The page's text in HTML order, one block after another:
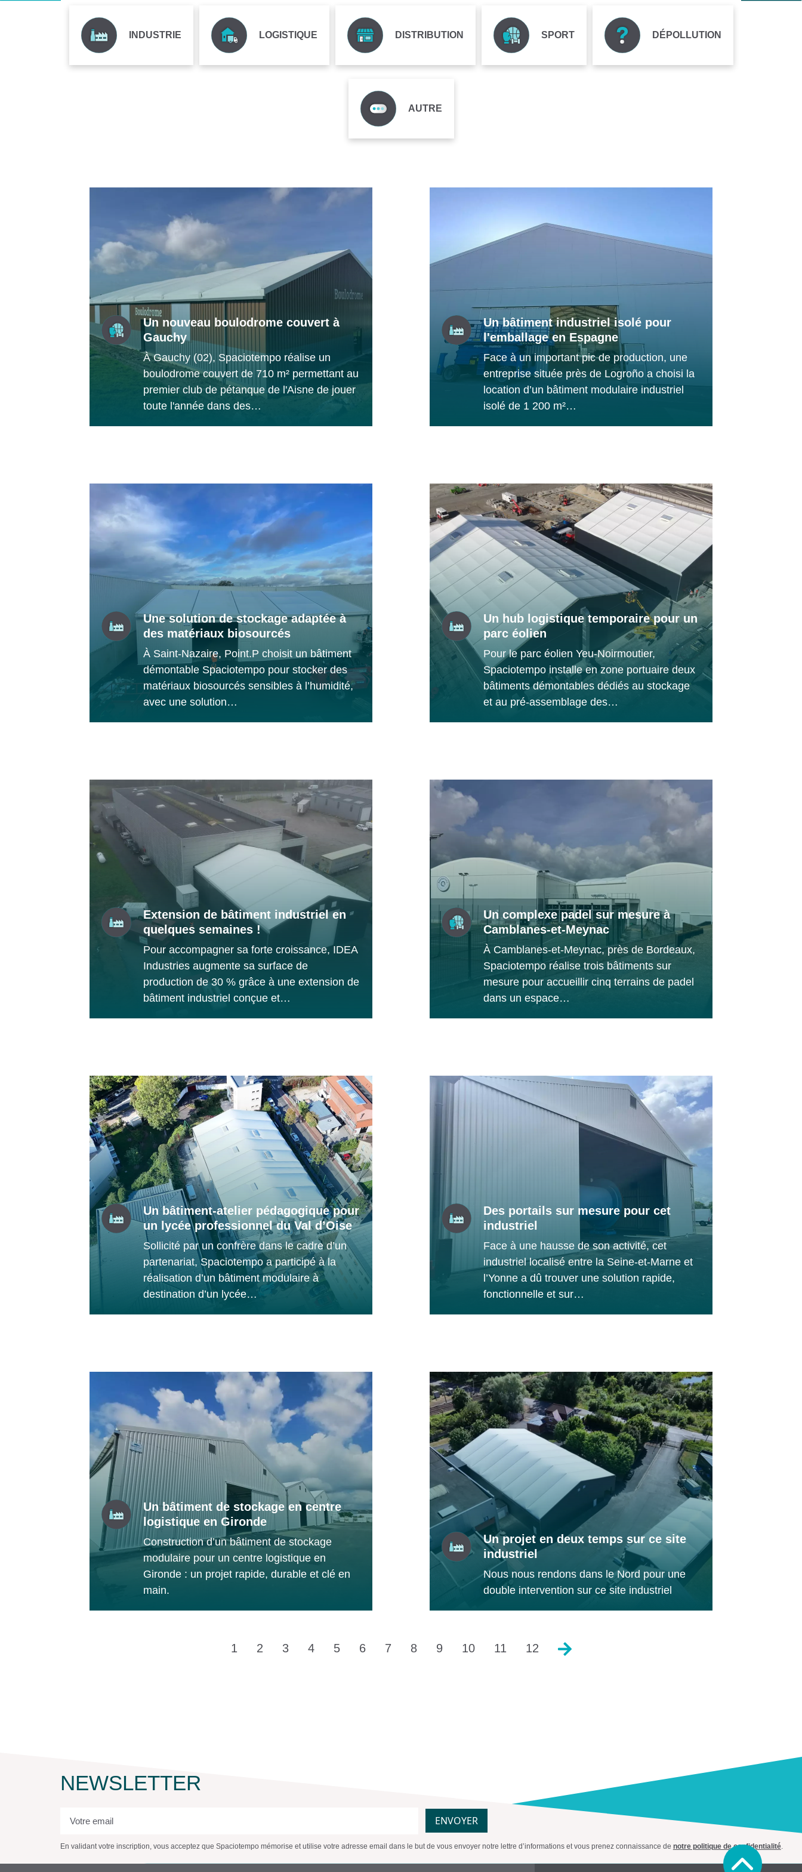
INDUSTRIE LOGISTIQUE DISTRIBUTION SPORT DÉPOLLUTION
AUTRE
Un nouveau boulodrome couvert à
Gauchy
À Gauchy (02), Spaciotempo réalise un
boulodrome couvert de 710 m² permettant au
premier club de pétanque de l'Aisne de jouer
toute l'année dans des…
Un bâtiment industriel isolé pour
l'emballage en Espagne
Face à un important pic de production, une
entreprise située près de Logroño a choisi la
location d’un bâtiment modulaire industriel
isolé de 1 200 m²…
Une solution de stockage adaptée à
des matériaux biosourcés
À Saint-Nazaire, Point.P choisit un bâtiment
démontable Spaciotempo pour stocker des
matériaux biosourcés sensibles à l’humidité,
avec une solution…
Un hub logistique temporaire pour un
parc éolien
Pour le parc éolien Yeu-Noirmoutier,
Spaciotempo installe en zone portuaire deux
bâtiments démontables dédiés au stockage
et au pré-assemblage des…
Extension de bâtiment industriel en
quelques semaines !
Pour accompagner sa forte croissance, IDEA
Industries augmente sa surface de
production de 30 % grâce à une extension de
bâtiment industriel conçue et…
Un complexe padel sur mesure à
Camblanes-et-Meynac
À Camblanes-et-Meynac, près de Bordeaux,
Spaciotempo réalise trois bâtiments sur
mesure pour accueillir cinq terrains de padel
dans un espace…
Un bâtiment-atelier pédagogique pour
un lycée professionnel du Val d’Oise
Sollicité par un confrère dans le cadre d’un
partenariat, Spaciotempo a participé à la
réalisation d’un bâtiment modulaire à
destination d’un lycée…
Des portails sur mesure pour cet
industriel
Face à une hausse de son activité, cet
industriel localisé entre la Seine-et-Marne et
l’Yonne a dû trouver une solution rapide,
fonctionnelle et sur…
Un bâtiment de stockage en centre
logistique en Gironde
Construction d’un bâtiment de stockage
modulaire pour un centre logistique en
Gironde : un projet rapide, durable et clé en
main.
Un projet en deux temps sur ce site
industriel
Nous nous rendons dans le Nord pour une
double intervention sur ce site industriel
1 2 3 4 5 6 7 8 9 10 11 12 Suivant
NEWSLETTER
ENVOYER
En validant votre inscription, vous acceptez que Spaciotempo mémorise et utilise votre adresse email dans le but de vous envoyer notre lettre d’informations et vous prenez connaissance de notre politique de confidentialité.